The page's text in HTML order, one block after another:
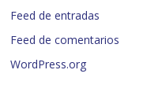
Feed de entradas
Feed de comentarios
WordPress.org